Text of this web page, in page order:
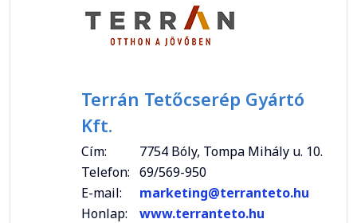
Terrán Tetőcserép Gyártó
Kft.
Cím:
7754 Bóly, Tompa Mihály u. 10.
Telefon: 69/569-950
E-mail:
marketing@terranteto.hu
Honlap:
www.terranteto.hu